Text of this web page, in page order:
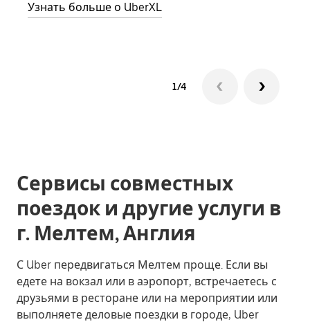
Узнать больше о UberXL
1/4
Сервисы совместных
поездок и другие услуги в
г. Мелтем, Англия
С Uber передвигаться Мелтем проще. Если вы
едете на вокзал или в аэропорт, встречаетесь с
друзьями в ресторане или на мероприятии или
выполняете деловые поездки в городе, Uber